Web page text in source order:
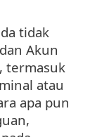
tidak
Akun
termasuk
atau
apa pun